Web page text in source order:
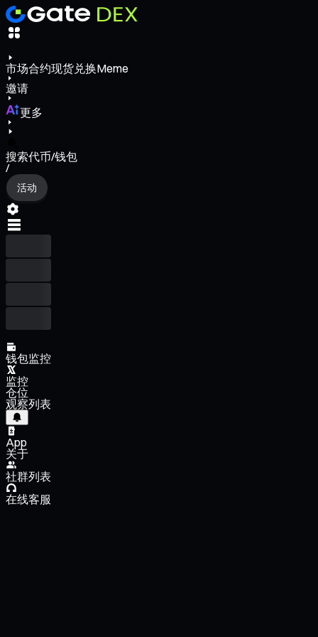
市场合约现货兑换Meme
邀请
更多
搜索代币/钱包
/
活动
钱包监控
监控
仓位
观察列表
App
关于
社群列表
在线客服